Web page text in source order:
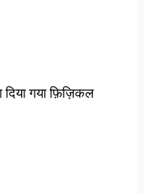
दिया गया फ़िज़िकल